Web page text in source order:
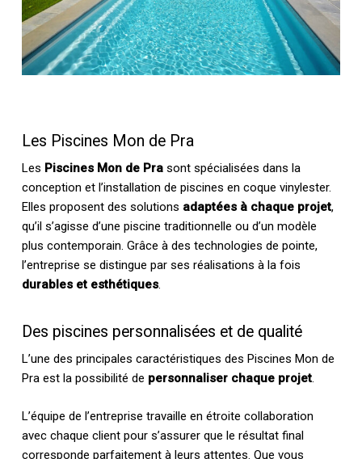
Les Piscines Mon de Pra
Les Piscines Mon de Prasont spécialisées dans la
conception et l’installation de piscines en coque vinylester.
Elles proposent des solutions adaptées à chaque projet,
qu’il s’agisse d’une piscine traditionnelle ou d’un modèle
plus contemporain. Grâce à des technologies de pointe,
l’entreprise se distingue par ses réalisations à la fois
durables et esthétiques.
Des piscines personnalisées et de qualité
L’une des principales caractéristiques des Piscines Mon de
Pra est la possibilité de personnaliser chaque projet.
L’équipe de l’entreprise travaille en étroite collaboration
avec chaque client pour s’assurer que le résultat final
corresponde parfaitement à leurs attentes. Que vous